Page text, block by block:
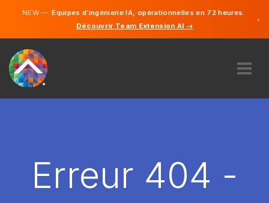
NEW —Équipes d’ingénierie IA, opérationnelles en 72 heures.
Découvrir Team Extension AI →
×
Erreur 404 -